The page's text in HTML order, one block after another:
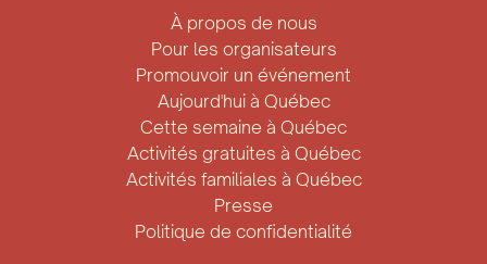
À propos de nous
Pour les organisateurs
Promouvoir un événement
Aujourd'hui à Québec
Cette semaine à Québec
Activités gratuites à Québec
Activités familiales à Québec
Presse
Politique de confidentialité